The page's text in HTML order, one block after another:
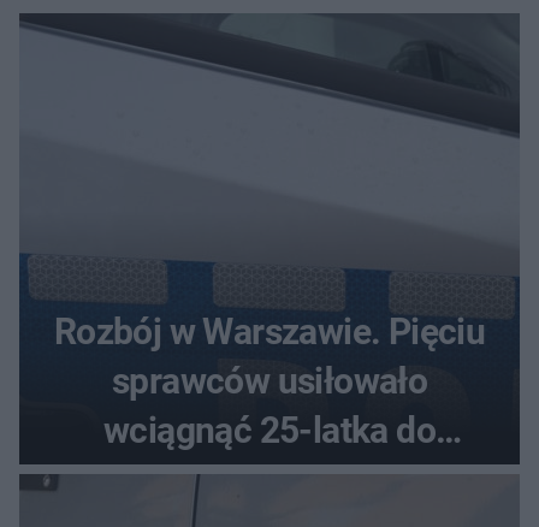
Rozbój w Warszawie. Pięciu
sprawców usiłowało
wciągnąć 25-latka do
samochodu